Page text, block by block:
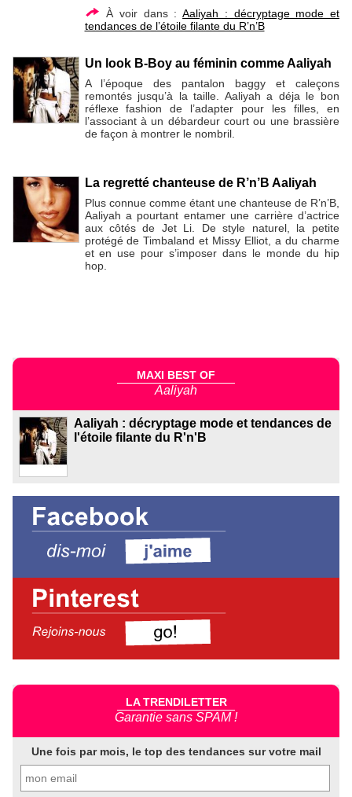
À voir dans :Aaliyah : décryptage mode et
tendances de l’étoile filante du R’n’B
Un look B-Boy au féminin comme Aaliyah
A l’époque des pantalon baggy et caleçons
remontés jusqu’à la taille. Aaliyah a déja le bon
réflexe fashion de l’adapter pour les filles, en
l’associant à un débardeur court ou une brassière
de façon à montrer le nombril.
La regretté chanteuse de R’n’B Aaliyah
Plus connue comme étant une chanteuse de R’n’B,
Aaliyah a pourtant entamer une carrière d’actrice
aux côtés de Jet Li. De style naturel, la petite
protégé de Timbaland et Missy Elliot, a du charme
et en use pour s’imposer dans le monde du hip
hop.
MAXI BEST OF
Aaliyah
Aaliyah : décryptage mode et tendances de
l'étoile filante du R'n'B
LA TRENDILETTER
Garantie sans SPAM !
Une fois par mois, le top des tendances sur votre mail